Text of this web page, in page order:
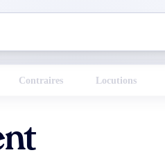
Contraires Locutions